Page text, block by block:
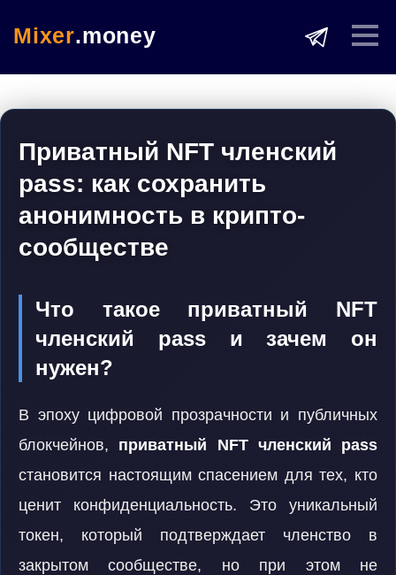
Mixer.money
Приватный NFT членский
pass: как сохранить
анонимность в крипто-
сообществе
Что такое приватный NFT
членский pass и зачем он
нужен?
В эпоху цифровой прозрачности и публичных
блокчейнов, приватный NFT членский pass
становится настоящим спасением для тех, кто
ценит конфиденциальность. Это уникальный
токен, который подтверждает членство в
закрытом сообществе, но при этом не